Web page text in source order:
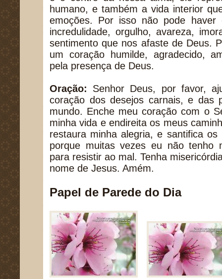
humano, e também a vida interior
emoções. Por isso não pode
incredulidade, orgulho, avareza,
sentimento que nos afaste de Deus.
um coração humilde, agradecido,
pela presença de Deus.
Oração: Senhor Deus, por favor,
coração dos desejos carnais, e das
mundo. Enche meu coração com o
minha vida e endireita os meus
restaura minha alegria, e santifica os
porque muitas vezes eu não tenho
para resistir ao mal. Tenha
nome de Jesus. Amém.
Papel de Parede do Dia